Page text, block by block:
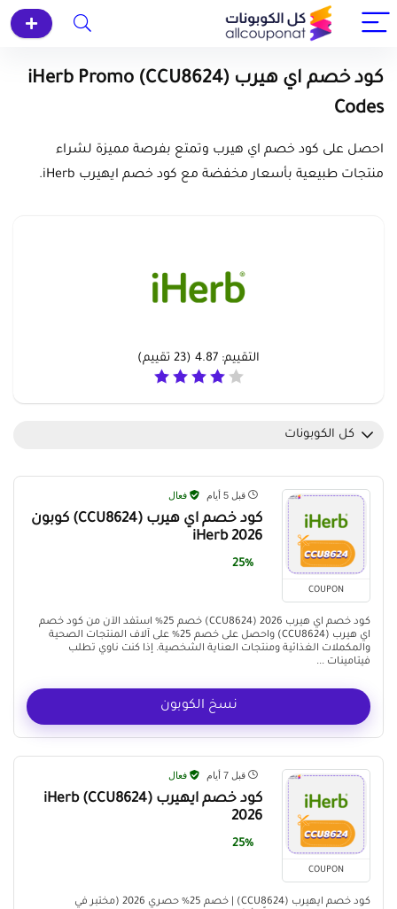
كود خصم اي هيرب (CCU8624) iHerb Promo
Codes
احصل على كود خصم اي هيرب وتمتع بفرصة مميزة لشراء
منتجات طبيعية بأسعار مخفضة مع كود خصم ايهيرب iHerb.
التقييم: 4.87
(
23 تقييم)
كل الكوبونات
COUPON
قبل 5 أيام فعال
كود خصم اي هيرب (CCU8624) كوبون
iHerb 2026
25%
كود خصم اي هيرب 2026 (CCU8624) خصم 25% استفد الآن من كود خصم
اي هيرب (CCU8624) واحصل على خصم 25% على آلاف المنتجات الصحية
والمكملات الغذائية ومنتجات العناية الشخصية. إذا كنت ناوي تطلب
فيتامينات ...
نسخ الكوبون
COUPON
قبل 7 أيام فعال
كود خصم ايهيرب (CCU8624) iHerb
2026
25%
كود خصم ايهيرب (CCU8624) | خصم 25% حصري 2026 (مختبر في